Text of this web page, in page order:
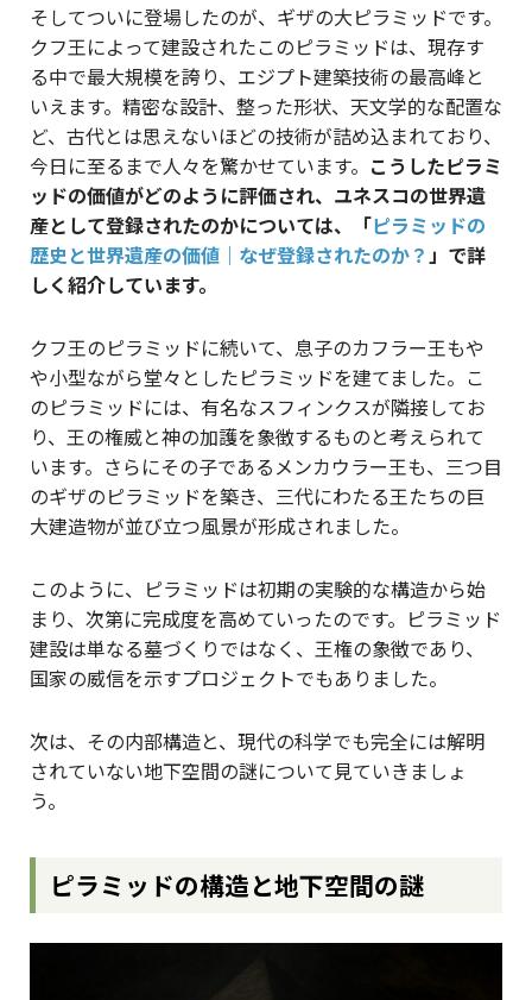
そしてついに登場したのが、ギザの大ピラミッドです。
クフ王によって建設されたこのピラミッドは、現存す
る中で最大規模を誇り、エジプト建築技術の最高峰と
いえます。精密な設計、整った形状、天文学的な配置な
ど、古代とは思えないほどの技術が詰め込まれており、
今日に至るまで人々を驚かせています。 こうしたピラミ
ッドの価値がどのように評価され、ユネスコの世界遺
産として登録されたのかについては、「ピラミッドの
歴史と世界遺産の価値｜なぜ登録されたのか？ 」で詳
しく紹介しています。
クフ王のピラミッドに続いて、息子のカフラー王もや
や小型ながら堂々としたピラミッドを建てました。こ
のピラミッドには、有名なスフィンクスが隣接してお
り、王の権威と神の加護を象徴するものと考えられて
います。さらにその子であるメンカウラー王も、三つ目
のギザのピラミッドを築き、三代にわたる王たちの巨
大建造物が並び立つ風景が形成されました。
このように、ピラミッドは初期の実験的な構造から始
まり、次第に完成度を高めていったのです。ピラミッド
建設は単なる墓づくりではなく、王権の象徴であり、
国家の威信を示すプロジェクトでもありました。
次は、その内部構造と、現代の科学でも完全には解明
されていない地下空間の謎について見ていきましょ
う。
ピラミッドの構造と地下空間の謎